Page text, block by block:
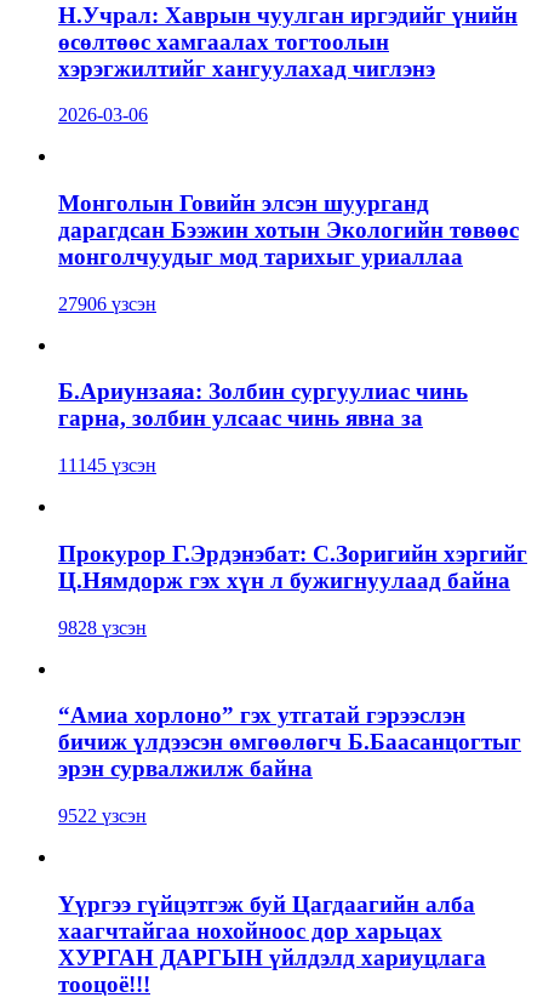
Н.Учрал: Хаврын чуулган иргэдийг үнийн
өсөлтөөс хамгаалах тогтоолын
хэрэгжилтийг хангуулахад чиглэнэ
2026-03-06
Монголын Говийн элсэн шуурганд
дарагдсан Бээжин хотын Экологийн төвөөс
монголчуудыг мод тарихыг уриаллаа
27906 үзсэн
Б.Ариунзаяа: Золбин сургуулиас чинь
гарна, золбин улсаас чинь явна за
11145 үзсэн
Прокурор Г.Эрдэнэбат: С.Зоригийн хэргийг
Ц.Нямдорж гэх хүн л бужигнуулаад байна
9828 үзсэн
“Амиа хорлоно” гэх утгатай гэрээслэн
бичиж үлдээсэн өмгөөлөгч Б.Баасанцогтыг
эрэн сурвалжилж байна
9522 үзсэн
Үүргээ гүйцэтгэж буй Цагдаагийн алба
хаагчтайгаа нохойноос дор харьцах
ХУРГАН ДАРГЫН үйлдэлд хариуцлага
тооцоё!!!